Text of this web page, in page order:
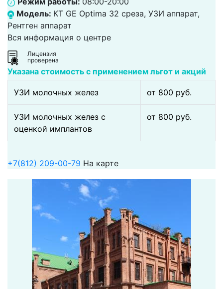
Модель: КТ GE Optima 32 среза, УЗИ аппарат,
Рентген аппарат
Вся информация о центре
Лицензия
проверена
Указана стоимость с применением льгот и акций
УЗИ молочных желез от 800 pуб.
УЗИ молочных желез с
оценкой имплантов
от 800 pуб.
+7(812) 209-00-79 На карте